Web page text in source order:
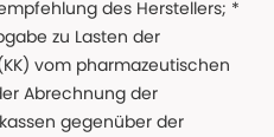
des Herstellers; *
zu Lasten der
vom pharmazeutischen
Abrechnung der
gegenüber der